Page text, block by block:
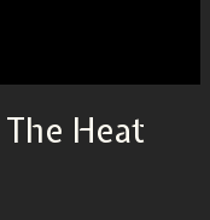
Heat